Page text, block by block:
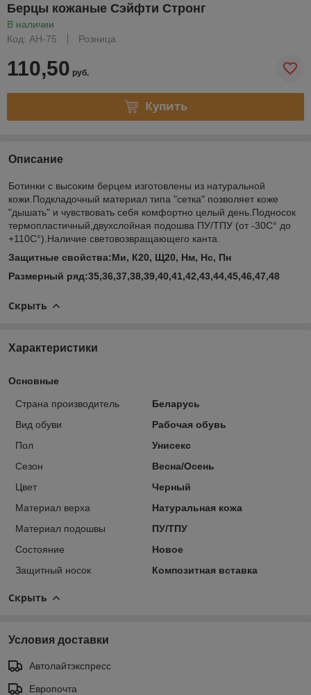
Берцы кожаные Сэйфти Стронг
В наличии
Код: AH-75
Розница
110,50 руб.
Купить
Описание
Ботинки с высоким берцем изготовлены из натуральной
кожи.Подкладочный материал типа "сетка" позволяет коже
"дышать" и чувствовать себя комфортно целый день.Подносок
термопластичный,двухслойная подошва ПУ/ТПУ (от -30С° до
+110С°).Наличие световозвращающего канта.
Защитные свойства:Ми, К20, Щ20, Нм, Нс, Пн
Размерный ряд:35,36,37,38,39,40,41,42,43,44,45,46,47,48
Скрыть
Характеристики
Основные
Страна производитель
Беларусь
Вид обуви
Рабочая обувь
Пол
Унисекс
Сезон
Весна/Осень
Цвет
Черный
Материал верха
Натуральная кожа
Материал подошвы
ПУ/ТПУ
Состояние
Новое
Защитный носок
Композитная вставка
Скрыть
Условия доставки
Автолайтэкспресс
Европочта